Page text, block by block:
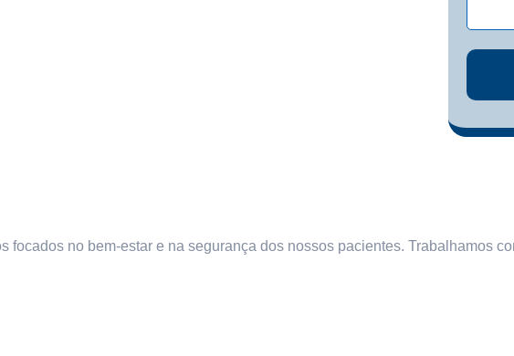
focados no bem-estar e na segurança dos nossos pacientes. Trabalhamos